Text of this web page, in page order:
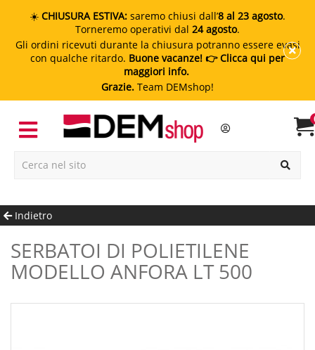
☀️ CHIUSURA ESTIVA: saremo chiusi dall’8 al 23 agosto.
Torneremo operativi dal 24 agosto.
Gli ordini ricevuti durante la chiusura potranno essere evasi
con qualche ritardo. Buone vacanze! 👉 Clicca qui per
maggiori info.
Grazie. Team DEMshop!
Indietro
SERBATOI DI POLIETILENE
MODELLO ANFORA LT 500